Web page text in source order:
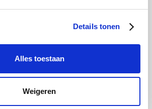
Details tonen
Alles toestaan
Weigeren
Shein Bergfreunde Smartwatchbanden